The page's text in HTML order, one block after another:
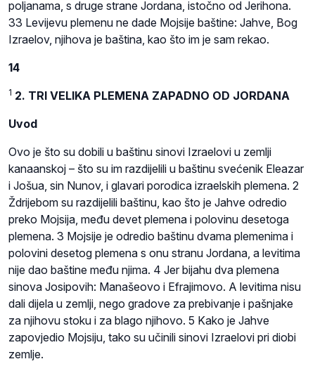
poljanama, s druge strane Jordana, istočno od Jerihona.
33 Levijevu plemenu ne dade Mojsije baštine: Jahve, Bog
Izraelov, njihova je baština, kao što im je sam rekao.
14
1 2. TRI VELIKA PLEMENA ZAPADNO OD JORDANA
Uvod
Ovo je što su dobili u baštinu sinovi Izraelovi u zemlji
kanaanskoj – što su im razdijelili u baštinu svećenik Eleazar
i Jošua, sin Nunov, i glavari porodica izraelskih plemena. 2
Ždrijebom su razdijelili baštinu, kao što je Jahve odredio
preko Mojsija, među devet plemena i polovinu desetoga
plemena. 3 Mojsije je odredio baštinu dvama plemenima i
polovini desetog plemena s onu stranu Jordana, a levitima
nije dao baštine među njima. 4 Jer bijahu dva plemena
sinova Josipovih: Manašeovo i Efrajimovo. A levitima nisu
dali dijela u zemlji, nego gradove za prebivanje i pašnjake
za njihovu stoku i za blago njihovo. 5 Kako je Jahve
zapovjedio Mojsiju, tako su učinili sinovi Izraelovi pri diobi
zemlje.